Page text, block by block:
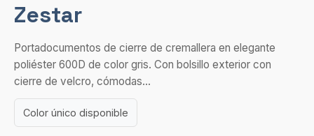
Zestar
Portadocumentos de cierre de cremallera en elegante
poliéster 600D de color gris. Con bolsillo exterior con
cierre de velcro, cómodas...
Color único disponible